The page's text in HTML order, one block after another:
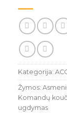
Kategorija:
Žymos:
Komandų
ugdymas